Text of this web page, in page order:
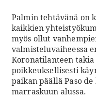
Palmin tehtävänä on
kaikkien
myös ollut
valmisteluvaiheessa
Koronatilanteen takia
poikkeuksellisesti
paikan päällä Paso de
marraskuun alussa.